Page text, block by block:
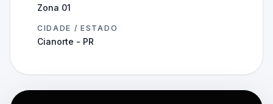
Zona 01
CIDADE / ESTADO
Cianorte - PR